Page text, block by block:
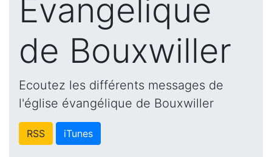
Evangelique
de Bouxwiller
Ecoutez les différents messages de
l'église évangélique de Bouxwiller
RSS iTunes